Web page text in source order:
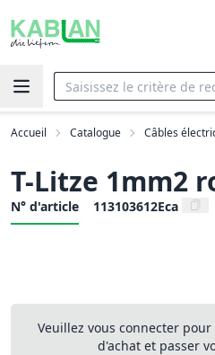
Accueil Catalogue Câbles
T-Litze 1mm2
N° d'article 113103612Eca
Veuillez vous connecter
d'achat et passer